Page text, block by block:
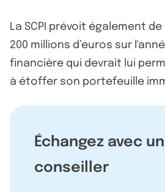
La SCPI prévoit également
200 millions d’euros sur
financière qui devrait lui
à étoffer son portefeuille
Échangez avec un
conseiller